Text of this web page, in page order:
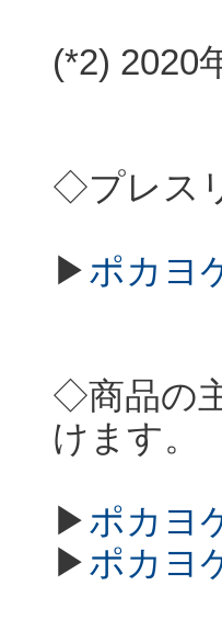
(*2) 2020
◇プレス
▶ポカヨ
◇商品の
けます。
▶ポカヨ
▶ポカヨ